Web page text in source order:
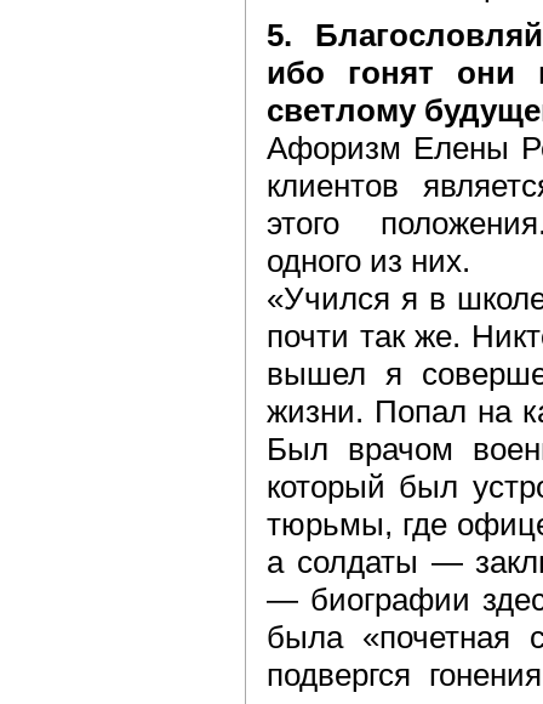
5.
ибо гонят они
светлому
Афоризм Елены
клиентов
этого
одного из них.
«Учился я в
почти так же.
вышел я
жизни. Попал на
Был врачом
который был
тюрьмы, где
а солдаты —
— биографии
была
подвергся